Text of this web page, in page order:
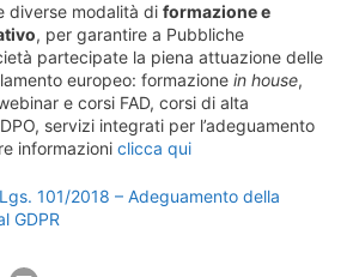
diverse modalità di formazione e
, per garantire a Pubbliche
partecipate la piena attuazione delle
europeo: formazione in house,
e corsi FAD, corsi di alta
servizi integrati per l’adeguamento
informazioni clicca qui
101/2018 – Adeguamento della
GDPR